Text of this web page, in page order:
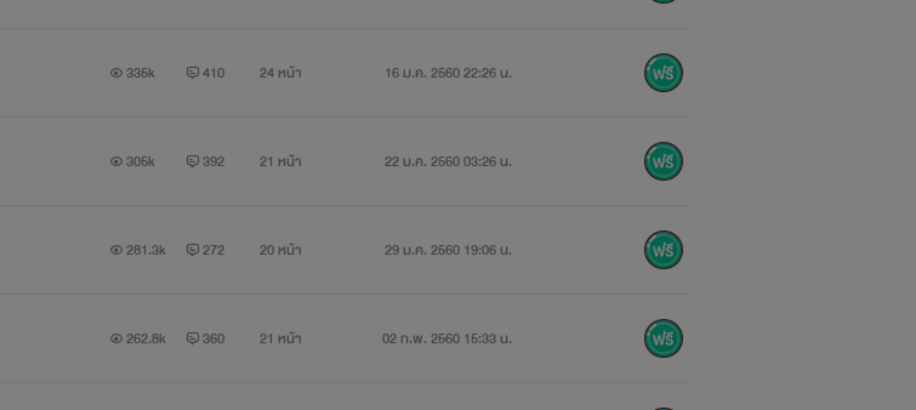
......
335k 410 24 หน้า 16 ม.ค. 2560 22:26 น.
305k 392 21 หน้า 22 ม.ค. 2560 03:26 น.
281.3k 272 20 หน้า 29 ม.ค. 2560 19:06 น.
262.8k 360 21 หน้า 02 ก.พ. 2560 15:33 น.